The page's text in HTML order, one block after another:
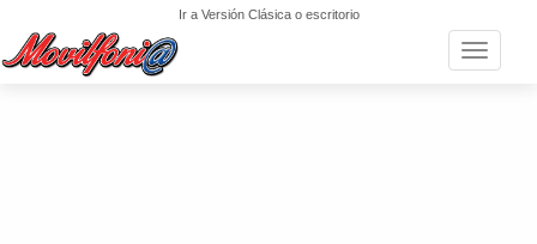
Ir a Versión Clásica o escritorio
Toggle